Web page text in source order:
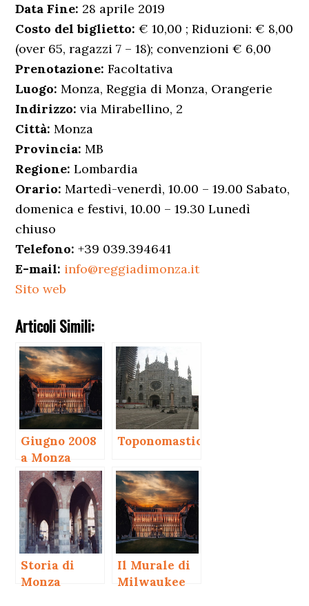
Data Fine: 28 aprile 2019
Costo del biglietto: € 10,00 ; Riduzioni: € 8,00
(over 65, ragazzi 7 – 18); convenzioni € 6,00
Prenotazione: Facoltativa
Luogo: Monza, Reggia di Monza, Orangerie
Indirizzo: via Mirabellino, 2
Città:Monza
Provincia: MB
Regione: Lombardia
Orario: Martedì-venerdì, 10.00 – 19.00 Sabato,
domenica e festivi, 10.00 – 19.30 Lunedì
chiuso
Telefono: +39 039.394641
E-mail: info@reggiadimonza.it
Sito web
Articoli Simili:
Giugno 2008
a Monza
Toponomastica
Storia di
Monza
Il Murale di
Milwaukee